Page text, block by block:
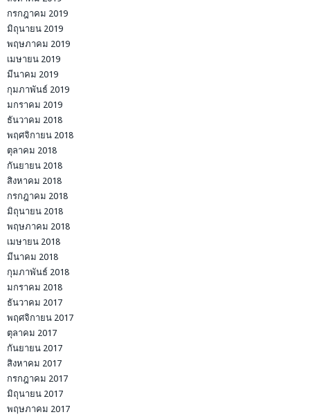
กรกฎาคม 2019
มิถุนายน 2019
พฤษภาคม 2019
เมษายน 2019
มีนาคม 2019
กุมภาพันธ์ 2019
มกราคม 2019
ธันวาคม 2018
พฤศจิกายน 2018
ตุลาคม 2018
กันยายน 2018
สิงหาคม 2018
กรกฎาคม 2018
มิถุนายน 2018
พฤษภาคม 2018
เมษายน 2018
มีนาคม 2018
กุมภาพันธ์ 2018
มกราคม 2018
ธันวาคม 2017
พฤศจิกายน 2017
ตุลาคม 2017
กันยายน 2017
สิงหาคม 2017
กรกฎาคม 2017
มิถุนายน 2017
พฤษภาคม 2017